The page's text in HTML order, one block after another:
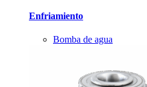
Enfriamiento
Bomba de agua